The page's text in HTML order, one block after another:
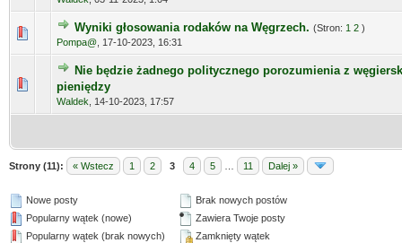
Wyniki głosowania rodaków na Węgrzech. (Stron: 1 2 )
Pompa@ 17-10-2023, 16:31
Nie będzie żadnego politycznego porozumienia z
pieniędzy
Waldek 14-10-2023, 17:57
Strony (11): « Wstecz 1 2 3 4 5 11 Dalej »
Nowe posty
Popularny wątek (nowe)
Popularny wątek (brak nowych)
Brak nowych postów
Zawiera Twoje posty
Zamknięty wątek